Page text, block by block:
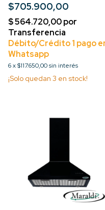
$705.900,00
6x$117.650,00sin interés
¡Solo quedan 3 en stock!